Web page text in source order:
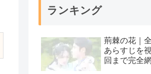
ランキング
荊棘の花｜
あらすじを
回まで完全